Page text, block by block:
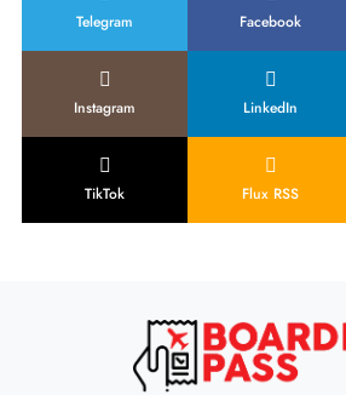
Telegram Facebook
Instagram LinkedIn
TikTok Flux RSS